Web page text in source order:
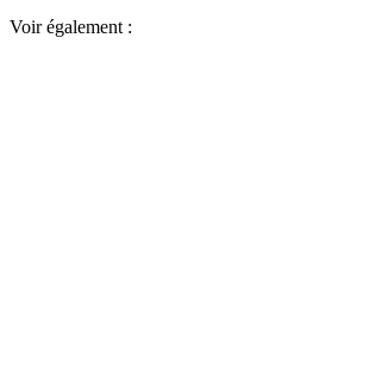
Voir également :